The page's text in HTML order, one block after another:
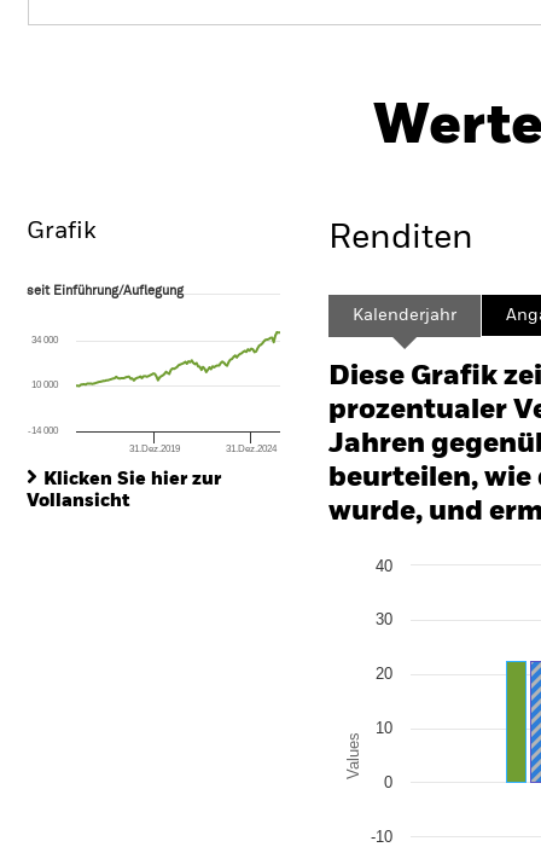
Grafik
seit Einführung/Auflegung
The chart has 1 X axis displaying Time. Range: 2015-12-01 00:00:00 to
The chart has 1 Y axis displaying values. Range: -240 to 480.
seit Einführung/Auflegung
31.Dez.2019 31.Dez.2024
-14 000
10 000
34 000
Klicken Sie hier zur
Vollansicht
Renditen
Kalenderjahr
Diese Grafik
prozentualer
Jahren
beurteilen,
wurde, und
Bar chart with 2 data
The chart has 1 Y axis
Values
-10
0
10
20
30
40